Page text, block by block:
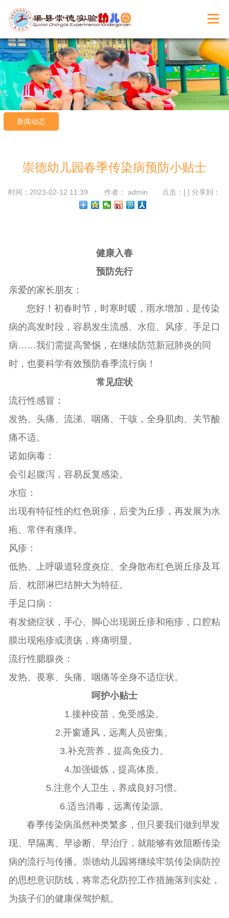
新闻动态
崇德幼儿园春季传染病预防小贴士
时间：2023-02-12 11:39 作者： admin 点击：[ ] 分享到：
健康入春
预防先行
亲爱的家长朋友：
您好！初春时节，时寒时暖，雨水增加，是传染
病的高发时段，容易发生流感、水痘、风疹、手足口
病……我们需提高警惕，在继续防范新冠肺炎的同
时，也要科学有效预防春季流行病！
常见症状
流行性感冒：
发热、头痛、流涕、咽痛、干咳，全身肌肉、关节酸
痛不适。
诺如病毒：
会引起腹泻，容易反复感染。
水痘：
出现有特征性的红色斑疹，后变为丘疹，再发展为水
疱、常伴有瘙痒。
风疹：
低热、上呼吸道轻度炎症、全身散布红色斑丘疹及耳
后、枕部淋巴结肿大为特征。
手足口病：
有发烧症状，手心、脚心出现斑丘疹和疱疹，口腔粘
膜出现疱疹或溃疡，疼痛明显。
流行性腮腺炎：
发热、畏寒、头痛、咽痛等全身不适症状。
呵护小贴士
1.接种疫苗，免受感染。
2.开窗通风，远离人员密集。
3.补充营养，提高免疫力。
4.加强锻炼，提高体质。
5.注意个人卫生，养成良好习惯。
6.适当消毒，远离传染源。
春季传染病虽然种类繁多，但只要我们做到早发
现、早隔离、早诊断、早治疗，就能够有效阻断传染
病的流行与传播。崇德幼儿园将继续牢筑传染病防控
的思想意识防线，将常态化防控工作措施落到实处，
为孩子们的健康保驾护航。